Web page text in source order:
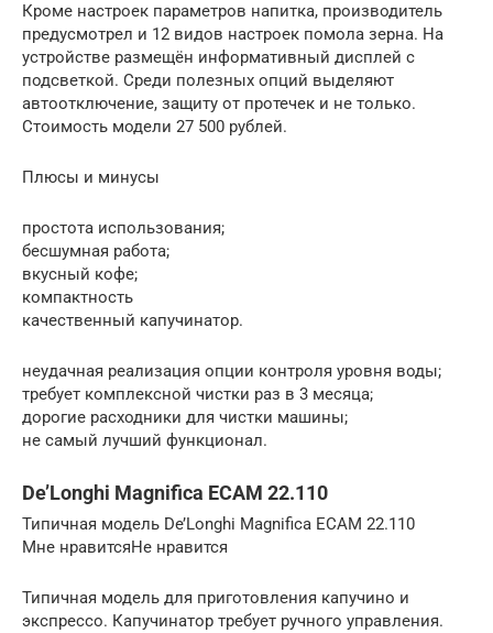
Кроме настроек параметров напитка, производитель
предусмотрел и 12 видов настроек помола зерна. На
устройстве размещён информативный дисплей с
подсветкой. Среди полезных опций выделяют
автоотключение, защиту от протечек и не только.
Стоимость модели 27 500 рублей.
Плюсы и минусы
простота использования;
бесшумная работа;
вкусный кофе;
компактность
качественный капучинатор.
неудачная реализация опции контроля уровня воды;
требует комплексной чистки раз в 3 месяца;
дорогие расходники для чистки машины;
не самый лучший функционал.
De’Longhi Magnifica ECAM 22.110
Типичная модель De’Longhi Magnifica ECAM 22.110
Мне нравитсяНе нравится
Типичная модель для приготовления капучино и
экспрессо. Капучинатор требует ручного управления.